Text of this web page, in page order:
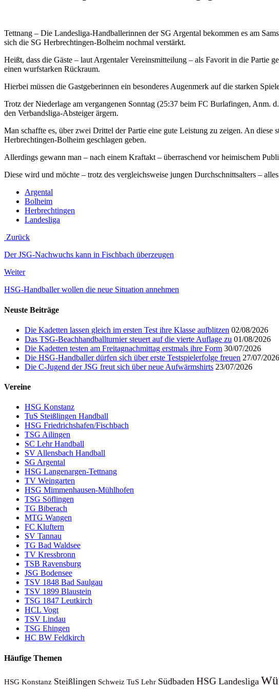
Tettnang – Die Landesliga-Handballerinnen der SG Argental bekommen es am
sich die SG Herbrechtingen-Bolheim nochmal verstärkt.
Heißt, dass die Gäste – laut Argentaler Vereinsmitteilung – als Favorit in die Partie
einen wurfstarken Rückraum.
Hierbei müssen die Gastgeberinnen ein besonderes Augenmerk auf die starken
Trotz der Niederlage am vergangenen Sonntag (25:37 beim FC Burlafingen, Anm.
den Verbandsliga-Absteiger ärgern.
Man schaffte es, über zwei Drittel der Partie eine gute Leistung zu zeigen. An diese
Herbrechtingen-Bolheim geschlagen geben.
Allerdings gewann man – nach einem Kraftakt – überraschend vor heimischem
Diese wird und möchte – trotz des vergleichsweise jungen Durchschnittsalters –
Argental
Bolheim
Herbrechtingen
Landesliga
Zurück
Der JSG-Nachwuchs kann in Fischbach überzeugen
Weiter
HSG-Handballer wollen die neue Situation annehmen
Neuste Beiträge
Die Kadetten lassen gleich im ersten Test ihre Klasse aufblitzen 02/08/2026
Das TSG-Beachhandballturnier steuert auf die vierte Auflage zu 01/08/2026
Die Kadetten testen am Freitagnachmittag erstmals ihre Form 30/07/2026
Die HSG-Handballer dürfen sich über erste Testspielerfolge freuen 27/07/2026
Die C-Jugend der JSG freut sich über neue Aufwärmshirts 23/07/2026
Vereine
HSG Konstanz
TuS Steißlingen Handball
HSG Friedrichshafen/Fischbach
TSG Ailingen
SC Lehr Handball
SV Allensbach Handball
SG Argental
HSG Langenargen-Tettnang
TV Weingarten
HSG Mimmenhausen-Mühlhofen
TSG Söflingen
TG Biberach
MTG Wangen
FC Kluftern
SV Tannau
TG Bad Waldsee
TV Kressbronn
TSB Ravensburg
JSG Bodensee
TSV 1848 Bad Saulgau
TSV 1899 Blaustein
TSG 1847 Leutkirch
HCL Vogt
TSV Lindau
TSG Ehingen
HC BW Feldkirch
Häufige Themen
HSG Konstanz Steißlingen Schweiz TuS Lehr Südbaden HSG Landesliga